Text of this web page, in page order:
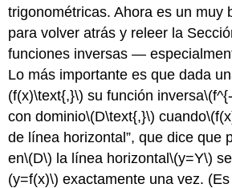
trigonométricas. Ahora es un muy
para volver atrás y releer la
funciones inversas —
Lo más importante es que dada
(f(x)\text{,}\) su función inversa
con dominio\(D\text{,}\) cuando
de línea horizontal”, que dice que
en\(D\) la línea horizontal\(y=Y\)
(y=f(x)\) exactamente una vez.